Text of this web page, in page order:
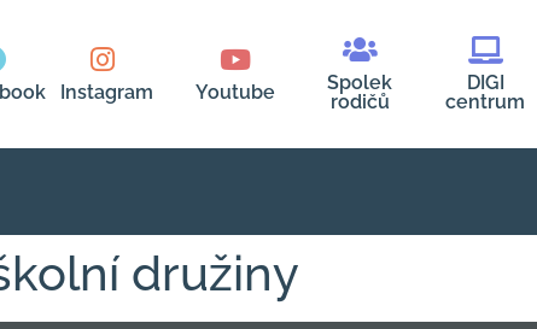
Instagram Youtube
Spolek
rodičů
DIGI
centrum
družiny